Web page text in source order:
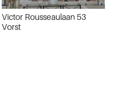
Victor Rousseaulaan 53
Vorst